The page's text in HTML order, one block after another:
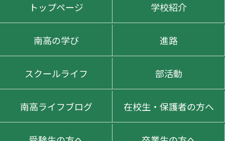
トップページ 学校紹介
南高の学び 進路
スクールライフ 部活動
南高ライフブログ 在校生・保護者の方へ